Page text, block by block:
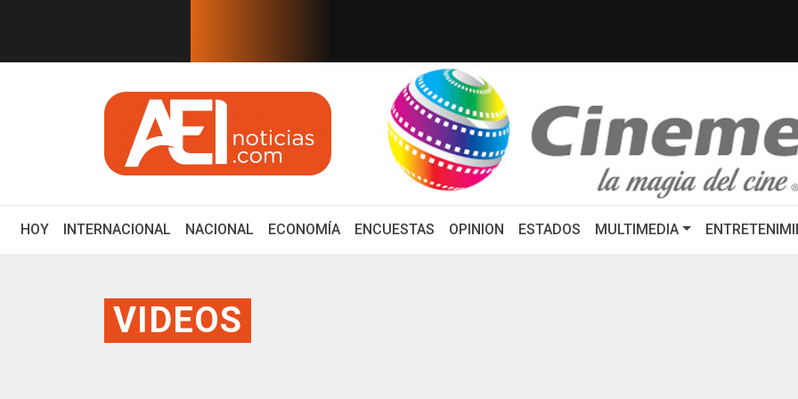
Reacomodo en el G7 bancario: Eduardo Osuna, Guillerm...
HOY(CURRENT)
INTERNACIONAL NACIONAL ECONOMÍA ENCUESTAS OPINION ESTADOS MULTIMEDIA
VIDEOS